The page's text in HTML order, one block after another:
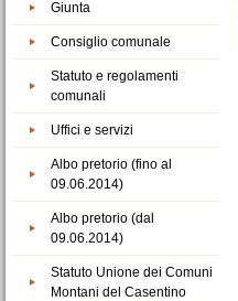
Giunta
Consiglio comunale
Statuto e regolamenti
comunali
Uffici e servizi
Albo pretorio (fino al
09.06.2014)
Albo pretorio (dal
09.06.2014)
Statuto Unione dei Comuni
Montani del Casentino